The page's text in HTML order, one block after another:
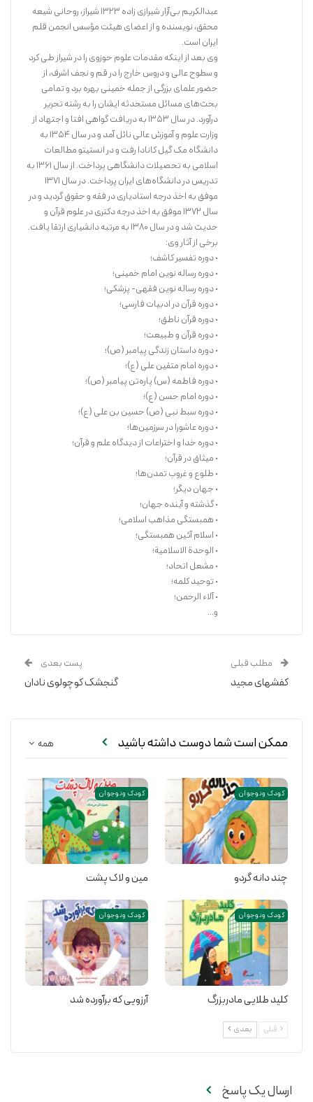
عبدالکریم بی‌آزار شیرازی زاده ۱۳۲۳ شیراز، روحانی شیعه
محقق، نویسنده و از اعضای هیئت مؤسس انجمن قلم
ایران است.
وی بعد از اینکه مقدمات علوم حوزوی را در شیراز طی کرد
و سطوح عالی و دروس خارج را در قم و نجف اشرف، از
حضور علمای بزرگی از جمله خمینی بهره برد و تمامی
بحث‌های مسائل مستحدثه ایشان را به رشته تحریر
درآورد. در سال ۱۳۵۳ به دریافت گواهی افتا و اجتهاد از
وزارت علوم و آموزش عالی نائل آمد و در سال ۱۳۵۴ به
دانشگاه مک گیل کانادا رفت و در انستیتو مطالعات
اسلامی به تحصیلات دانشگاهی پرداخت. از سال ۱۳۶۱ به
تدریس در دانشگاه‌های ایران پرداخت. در سال ۱۳۷۱
موفق به اخذ درجه استادیاری در فقه و حقوق گردید و در
سال ۱۳۷۲ موفق به اخذ درجه دکتری در علوم قرآن و
حدیث شد و در سال ۱۳۸۰ به مرتبه دانشیاری ارتقا یافت.
برخی از آثار وی:
• دوره تفسیر کاشف؛
• دوره رساله نوین امام خمینی؛
• دوره رساله نوین فقهی- پزشکی؛
• دوره قرآن در ادبیات فارسی؛
• دوره قرآن ناطق؛
• دوره قرآن و طبیعت؛
• دوره داستان زندگی پیامبر (ص)؛
• دوره امام متقین علی (ع)؛
• دوره فاطمه (س) پاره‌تن پیامبر (ص)؛
• دوره امام حسن (ع)؛
• دوره سبط نبی (ص) حسین بن علی (ع)؛
• دوره عاشورا در سرزمین‌ها؛
• دوره خدا و اختراعات از دیدگاه علم و قرآن؛
• میثاق در قرآن؛
• طلوع و غروب تمدن‌ها؛
• جهان دیگر؛
• گذشته و آینده جهان؛
• همبستگی مذاهب اسلامی؛
• اسلام آئین همبستگی؛
• الوحدة الاسلامیة؛
• مشعل اتحاد؛
• توحید کلمه؛
• آلاء الرحمن؛
و...
مطلب قبلی
کفشهای مجید
پست بعدی
گنجشک کوچولوی نادان
همه ممکن است شما دوست داشته باشید
کودک و نوجوان
چند دانه گردو
کودک و نوجوان
مین و لاک پشت
کودک و نوجوان
کلید طلایی مادربزرگ
کودک و نوجوان
آرزویی که برآورده شد
قبلی بعدی
ارسال یک پاسخ